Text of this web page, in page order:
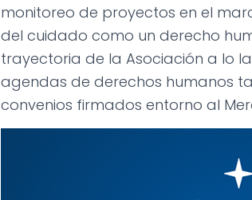
monitoreo de proyectos en el
del cuidado como un derecho
trayectoria de la Asociación a lo
agendas de derechos humanos
convenios firmados entorno al